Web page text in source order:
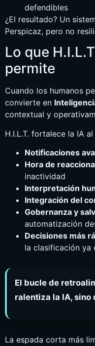
defendibles
¿El resultado? Un
Perspicaz, pero no
Lo que
permite
Cuando los humanos
convierte en
contextual y
H.I.L.T. fortalece la IA
Notificaciones
Hora de
inactividad
Interpretación
Integración del
Gobernanza y
automatización
Decisiones más
la clasificación ya
El bucle de
ralentiza la IA, sino
La espada corta más